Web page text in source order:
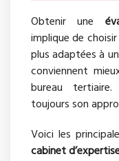
Obtenir une
implique de
plus adaptées à un
conviennent
bureau
toujours son
Voici les
cabinet